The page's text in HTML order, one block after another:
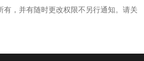
有，并有随时更改权限不另行通知。请关